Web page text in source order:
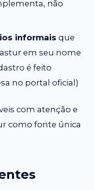
não
informais que
em seu nome
é feito
no portal oficial)
com atenção e
como fonte única